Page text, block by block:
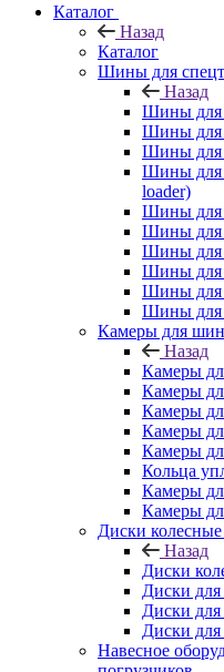
Каталог
Назад
Каталог
Шины для
Назад
Шины для
Шины для
Шины для
Шины для
loader)
Шины для
Шины для
Шины для
Шины для
Шины для
Шины для
Камеры для шин
Назад
Камеры
Камеры
Камеры
Камеры
Камеры
Кольца
Камеры
Камеры
Диски колесные
Назад
Диски
Диски для
Диски
Диски для
Навесное